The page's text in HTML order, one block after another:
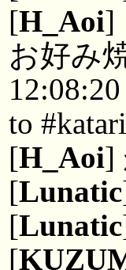
[H_Aoi]
お好み
to
[H_Aoi]
[Lunatic
[Lunatic
[